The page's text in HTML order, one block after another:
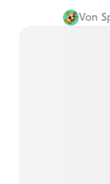
Von